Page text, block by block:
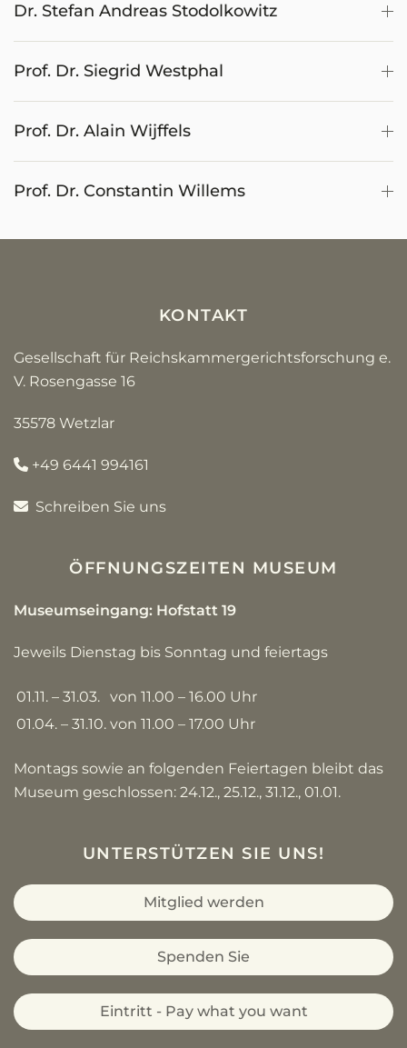
Dr. Stefan Andreas Stodolkowitz
Prof. Dr. Siegrid Westphal
Prof. Dr. Alain Wijffels
Prof. Dr. Constantin Willems
KONTAKT
Gesellschaft für Reichskammergerichtsforschung e.
V. Rosengasse 16
35578 Wetzlar
+49 6441 994161
Schreiben Sie uns
ÖFFNUNGSZEITEN MUSEUM
Museumseingang: Hofstatt 19
Jeweils Dienstag bis Sonntag und feiertags
01.11. – 31.03. von 11.00 – 16.00 Uhr
01.04. – 31.10. von 11.00 – 17.00 Uhr
Montags sowie an folgenden Feiertagen bleibt das
Museum geschlossen: 24.12., 25.12., 31.12., 01.01.
UNTERSTÜTZEN SIE UNS!
Mitglied werden
Spenden Sie
Eintritt - Pay what you want